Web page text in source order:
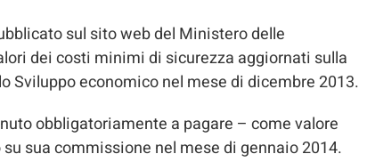
sul sito web del Ministero delle
dei costi minimi di sicurezza aggiornati sulla
Sviluppo economico nel mese di dicembre 2013.
obbligatoriamente a pagare – come valore
sua commissione nel mese di gennaio 2014.